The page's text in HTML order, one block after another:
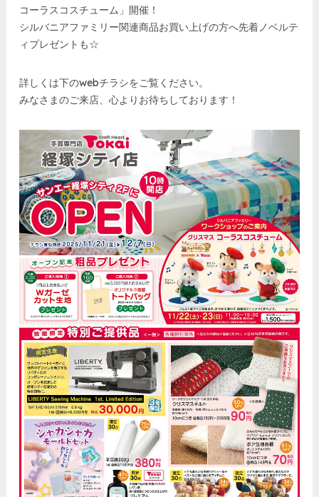
コーラスコスチューム」開催！
シルバニアファミリー関連商品お買い上げの方へ先着ノベルテ
ィプレゼントも☆
詳しくは下のwebチラシをご覧ください。
みなさまのご来店、心よりお待ちしております！